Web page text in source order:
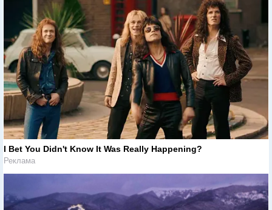
I Bet You Didn't Know It Was Really Happening?
Реклама